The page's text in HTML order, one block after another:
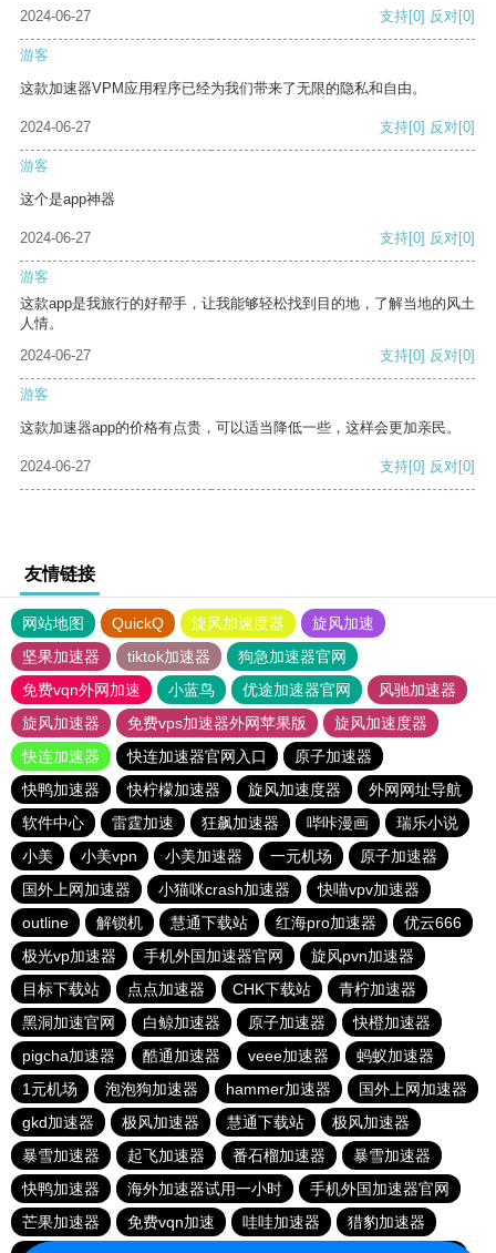
2024-06-27 支持[0] 反对[0]
游客
这款加速器VPM应用程序已经为我们带来了无限的隐私和自由。
2024-06-27 支持[0] 反对[0]
游客
这个是app神器
2024-06-27 支持[0] 反对[0]
游客
这款app是我旅行的好帮手，让我能够轻松找到目的地，了解当地的风土
人情。
2024-06-27
支持[0] 反对[0]
游客
这款加速器app的价格有点贵，可以适当降低一些，这样会更加亲民。
2024-06-27 支持[0] 反对[0]
友情链接
网站地图 QuickQ 旋风加速度器
旋风加速
坚果加速器
tiktok加速器
狗急加速器官网
免费vqn外网加速
小蓝鸟 优途加速器官网
风驰加速器
旋风加速器
免费vps加速器外网苹果版
旋风加速度器
快连加速器
快连加速器官网入口
原子加速器
快鸭加速器
快柠檬加速器 旋风加速度器
外网网址导航
软件中心
雷霆加速 狂飙加速器 哔咔漫画
瑞乐小说
小美
小美vpn 小美加速器 一元机场
原子加速器
国外上网加速器
小猫咪crash加速器
快喵vpv加速器
outline
解锁机 慧通下载站 红海pro加速器
优云666
极光vp加速器
手机外国加速器官网
旋风pvn加速器
目标下载站
点点加速器 CHK下载站
青柠加速器
黑洞加速官网
白鲸加速器 原子加速器
快橙加速器
pigcha加速器
酷通加速器 veee加速器
蚂蚁加速器
1元机场
泡泡狗加速器 hammer加速器
国外上网加速器
gkd加速器
极风加速器 慧通下载站
极风加速器
暴雪加速器
起飞加速器 番石榴加速器
暴雪加速器
快鸭加速器
海外加速器试用一小时
手机外国加速器官网
芒果加速器
免费vqn加速 哇哇加速器
猎豹加速器